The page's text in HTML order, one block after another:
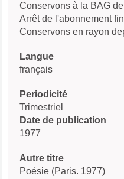
Conservons à la BAG
Arrêt de l'abonnement
Conservons en rayon
Langue
français
Periodicité
Trimestriel
Date de publication
1977
Autre titre
Poésie (Paris. 1977)